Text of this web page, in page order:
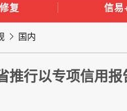
复 信易
国内
推行以专项信用